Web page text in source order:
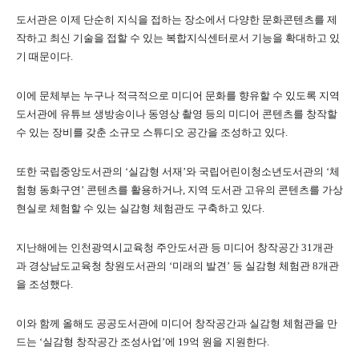
도서관은 이제 단순히 지식을 접하는 장소에서 다양한 문화콘텐츠를 제
작하고 최신 기술을 접할 수 있는 복합지식센터로서 기능을 확대하고 있
기 때문이다.
이에 문체부는 누구나 적극적으로 미디어 문화를 향유할 수 있도록 지역
도서관에 유튜브 생방송이나 동영상 촬영 등의 미디어 콘텐츠를 창작할
수 있는 장비를 갖춘 소규모 스튜디오 공간을 조성하고 있다.
또한 국립중앙도서관의 ‘실감형 서재’와 국립어린이청소년도서관의 ‘체
험형 동화구연’ 콘텐츠를 활용하거나, 지역 도서관 고유의 콘텐츠를 가상
현실로 체험할 수 있는 실감형 체험관도 구축하고 있다.
지난해에는 인천광역시교육청 주안도서관 등 미디어 창작공간 31개관
과 경상남도교육청 창원도서관의 ‘미래의 발견’ 등 실감형 체험관 8개관
을 조성했다.
이와 함께 올해도 공공도서관에 미디어 창작공간과 실감형 체험관을 만
드는 ‘실감형 창작공간 조성사업’에 19억 원을 지원한다.